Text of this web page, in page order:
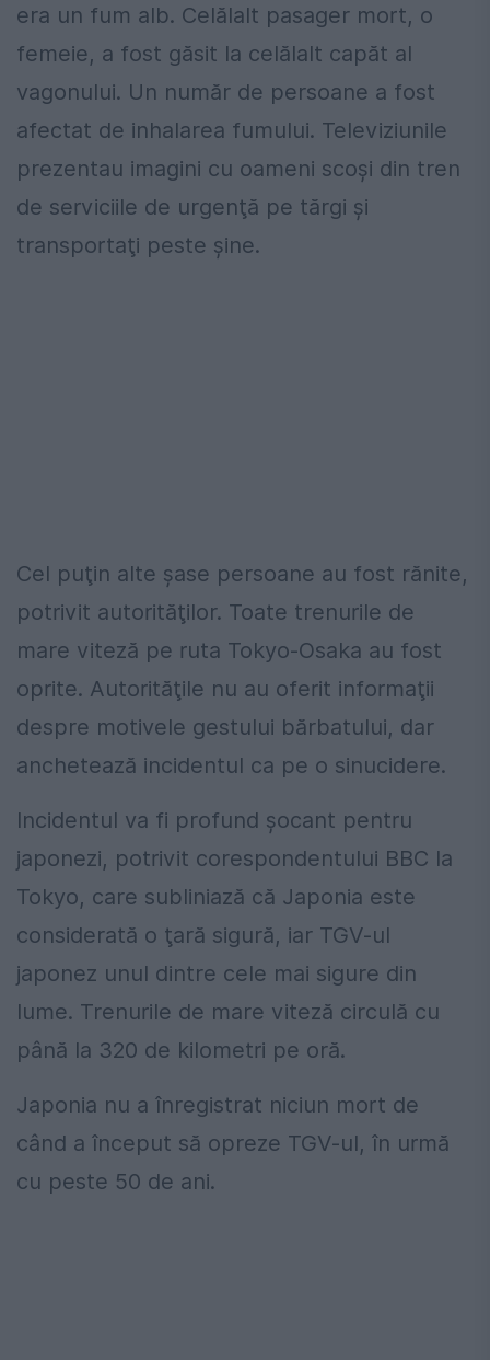
era un fum alb. Celălalt pasager mort, o
femeie, a fost găsit la celălalt capăt al
vagonului. Un număr de persoane a fost
afectat de inhalarea fumului. Televiziunile
prezentau imagini cu oameni scoşi din tren
de serviciile de urgenţă pe tărgi şi
transportaţi peste şine.
Cel puţin alte şase persoane au fost rănite,
potrivit autorităţilor. Toate trenurile de
mare viteză pe ruta Tokyo-Osaka au fost
oprite. Autorităţile nu au oferit informaţii
despre motivele gestului bărbatului, dar
anchetează incidentul ca pe o sinucidere.
Incidentul va fi profund şocant pentru
japonezi, potrivit corespondentului BBC la
Tokyo, care subliniază că Japonia este
considerată o ţară sigură, iar TGV-ul
japonez unul dintre cele mai sigure din
lume. Trenurile de mare viteză circulă cu
până la 320 de kilometri pe oră.
Japonia nu a înregistrat niciun mort de
când a început să opreze TGV-ul, în urmă
cu peste 50 de ani.